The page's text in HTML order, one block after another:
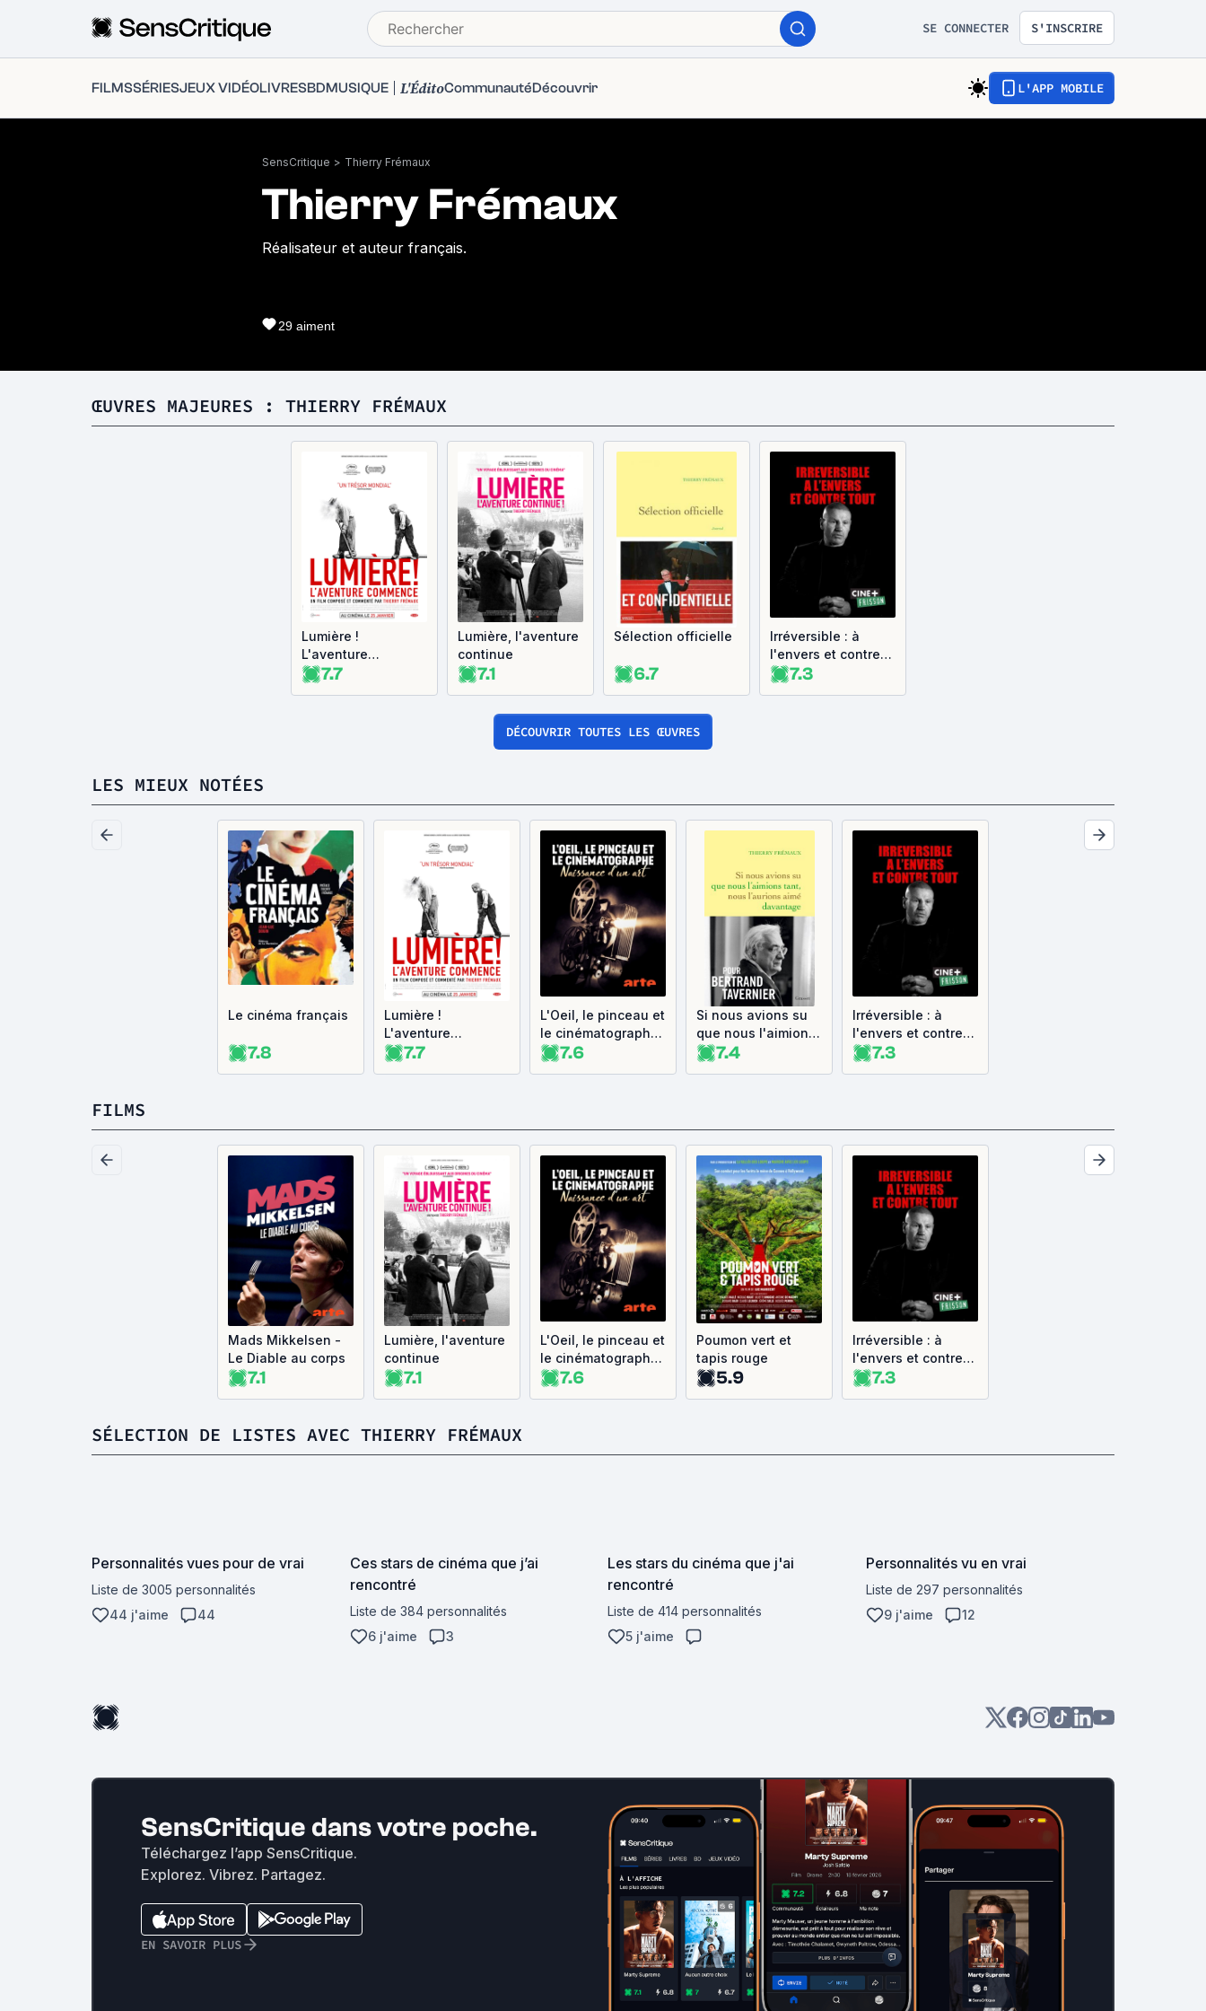
SE CONNECTER S'INSCRIRE
FILMSSÉRIESJEUX VIDÉOLIVRESBDMUSIQUE L'ÉditoCommunautéDécouvrir L'APP MOBILE
SensCritique > Thierry Frémaux
Thierry Frémaux
Réalisateur et auteur français.
29 aiment
ŒUVRES MAJEURES : THIERRY FRÉMAUX
Lumière !
L'aventure
commence
7.7
Lumière, l'aventure
continue
7.1
Sélection officielle
6.7
Irréversible : à
l'envers et contre
tout7.3
DÉCOUVRIR TOUTES LES ŒUVRES
LES MIEUX NOTÉES
Le cinéma français
7.8
Lumière !
L'aventure
commence
7.7
L'Oeil, le pinceau et
le cinématographe
- Naissance d'un
7.6
Si nous avions su
que nous l'aimions
tant, nous l'aurions
7.4
Irréversible : à
l'envers et contre
tout7.3
FILMS
Mads Mikkelsen -
Le Diable au corps
7.1
Lumière, l'aventure
continue
7.1
L'Oeil, le pinceau et
le cinématographe
- Naissance d'un
7.6
Poumon vert et
tapis rouge
5.9
Irréversible : à
l'envers et contre
tout7.3
SÉLECTION DE LISTES AVEC THIERRY FRÉMAUX
Personnalités vues pour de vrai
Liste de 3005 personnalités
44 j'aime
44
Ces stars de cinéma que j’ai
rencontré
Liste de 384 personnalités
6 j'aime
3
Les stars du cinéma que j'ai
rencontré
Liste de 414 personnalités
5 j'aime
Personnalités vu en vrai
Liste de 297 personnalités
9 j'aime
12
SensCritique dans votre poche.
Téléchargez l’app SensCritique.
Explorez. Vibrez. Partagez.
EN SAVOIR PLUS